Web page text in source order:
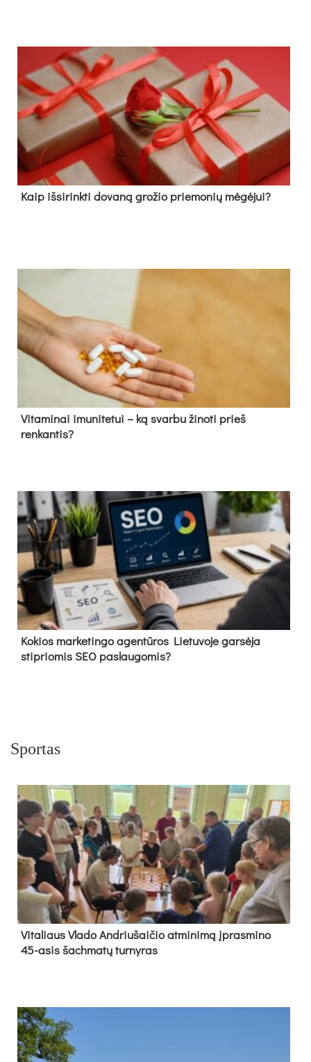
Kaip išsirinkti dovaną grožio priemonių mėgėjui?
Vitaminai imunitetui – ką svarbu žinoti prieš
renkantis?
Kokios marketingo agentūros Lietuvoje garsėja
stipriomis SEO paslaugomis?
Sportas
Vi­ta­liaus Vla­do And­riu­šai­čio at­mi­ni­mą įpras­mi­no
45-asis šach­ma­tų tur­ny­ras